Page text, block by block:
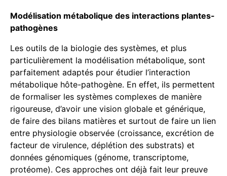
Modélisation métabolique des interactions plantes-
pathogènes
Les outils de la biologie des systèmes, et plus
particulièrement la modélisation métabolique, sont
parfaitement adaptés pour étudier l’interaction
métabolique hôte-pathogène. En effet, ils permettent
de formaliser les systèmes complexes de manière
rigoureuse, d’avoir une vision globale et générique,
de faire des bilans matières et surtout de faire un lien
entre physiologie observée (croissance, excrétion de
facteur de virulence, déplétion des substrats) et
données génomiques (génome, transcriptome,
protéome). Ces approches ont déjà fait leur preuve